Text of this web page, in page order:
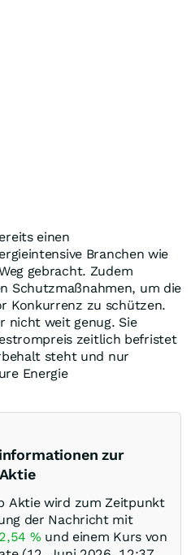
einen
Branchen wie
gebracht. Zudem
Schutzmaßnahmen, um die
Konkurrenz zu schützen.
nicht weit genug. Sie
zeitlich befristet
steht und nur
Energie
zur
Aktie wird zum Zeitpunkt
der Nachricht mit
% und einem Kurs von